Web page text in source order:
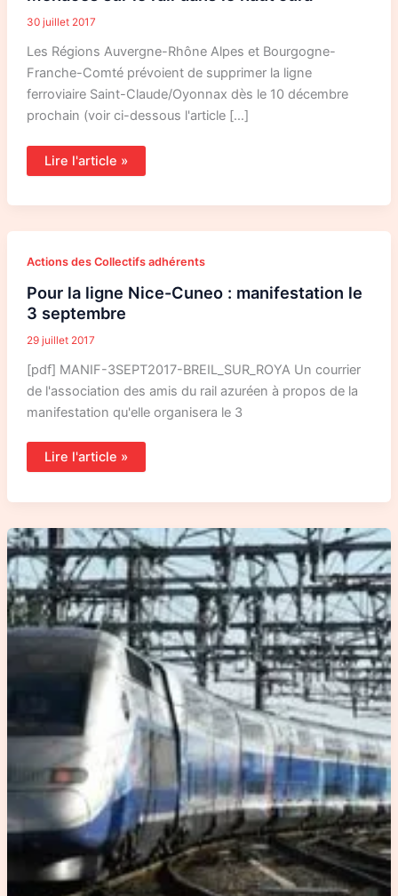
30 juillet 2017
Les Régions Auvergne-Rhône Alpes et Bourgogne-
Franche-Comté prévoient de supprimer la ligne
ferroviaire Saint-Claude/Oyonnax dès le 10 décembre
prochain (voir ci-dessous l'article […]
Lire l'article »
Actions des Collectifs adhérents
Pour la ligne Nice-Cuneo : manifestation le
3 septembre
29 juillet 2017
[pdf] MANIF-3SEPT2017-BREIL_SUR_ROYA Un courrier
de l'association des amis du rail azuréen à propos de la
manifestation qu'elle organisera le 3
Pour
la
Nice-
Cuneo
:
le
septembre
Lire l'article »
Lu
dans
les
médias
:
sur
la
ligne
Poitiers-